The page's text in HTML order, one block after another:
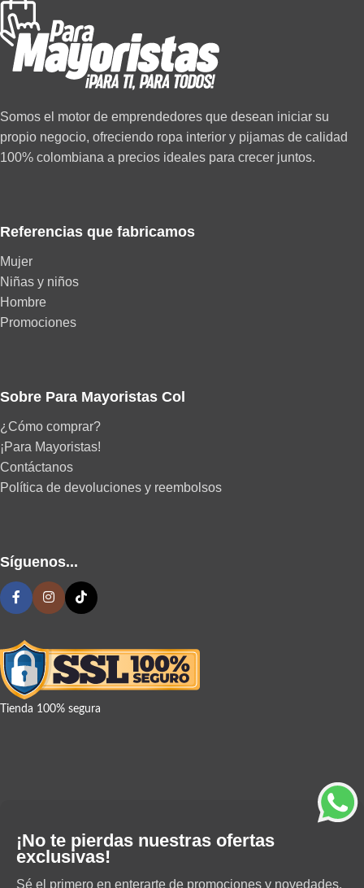
Somos el motor de emprendedores que desean iniciar su
propio negocio, ofreciendo ropa interior y pijamas de calidad
100% colombiana a precios ideales para crecer juntos.
Referencias que fabricamos
Mujer
Niñas y niños
Hombre
Promociones
Sobre Para Mayoristas Col
¿Cómo comprar?
¡Para Mayoristas!
Contáctanos
Política de devoluciones y reembolsos
Síguenos...
Tienda 100% segura
¡No te pierdas nuestras ofertas
exclusivas!
Sé el primero en enterarte de promociones y novedades.